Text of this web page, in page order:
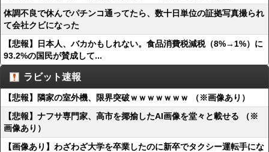
体調不良で休んでパチンコ通ってたら、数十日単位の証拠写真撮られ
て会社クビになった
【悲報】日本人、バカかもしれない。食品消費税減税（8%→1%）に
93.2%の国民が賛成して...
ラビット速報
【悲報】隣家の室外機、限界突破ｗｗｗｗｗｗｗ （※画像あり）
【悲報】ナフサ専門家、高市を揶揄したAI画像を堂々と載せる （※
画像あり）
【画像あり】わざわざ大学を卒業したのに新卒でタクシー運転手にな